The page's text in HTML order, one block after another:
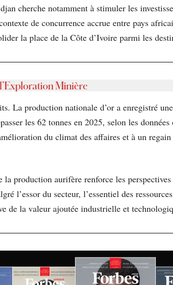
cherche notamment à stimuler les
de concurrence accrue entre pays
la place de la Côte d’Ivoire parmi les
Minière
La production nationale d’or a enregistré
les 62 tonnes en 2025, selon les
du climat des affaires et à un
la production aurifère renforce les
l’essor du secteur, l’essentiel des
de la valeur ajoutée industrielle et